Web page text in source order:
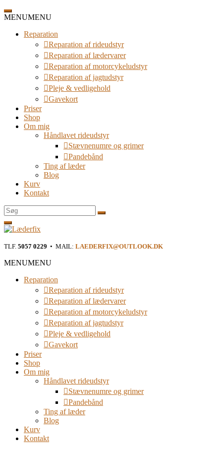
Spring
til
MENUMENU
Reparation
Reparation af rideudstyr
Reparation af lædervarer
Reparation af motorcykeludstyr
Reparation af jagtudstyr
Pleje & vedligehold
Gavekort
Priser
Shop
Om mig
Håndlavet rideudstyr
Stævnenumre og grimer
Pandebånd
Ting af læder
Blog
Kurv
Kontakt
Søg
efter:
Læderfix
TLF. 5057 0229 • MAIL: LAEDERFIX@OUTLOOK.DK
MENUMENU
Reparation
Reparation af rideudstyr
Reparation af lædervarer
Reparation af motorcykeludstyr
Reparation af jagtudstyr
Pleje & vedligehold
Gavekort
Priser
Shop
Om mig
Håndlavet rideudstyr
Stævnenumre og grimer
Pandebånd
Ting af læder
Blog
Kurv
Kontakt